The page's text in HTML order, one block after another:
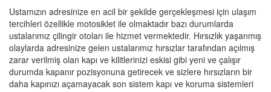
Ustamızın adresinize en acil bir şekilde gerçekleşmesi için ulaşım
tercihleri özellikle motosiklet ile olmaktadır bazı durumlarda
ustalarımız çilingir otoları ile hizmet vermektedir. Hırsızlık yaşanmış
olaylarda adresinize gelen ustalarımız hırsızlar tarafından açılmış
zarar verilmiş olan kapı ve kilitlerinizi eskisi gibi yeni ve çalışır
durumda kapanır pozisyonuna getirecek ve sizlere hırsızların bir
daha kapınızı açamayacak son sistem kapı ve koruma sistemleri